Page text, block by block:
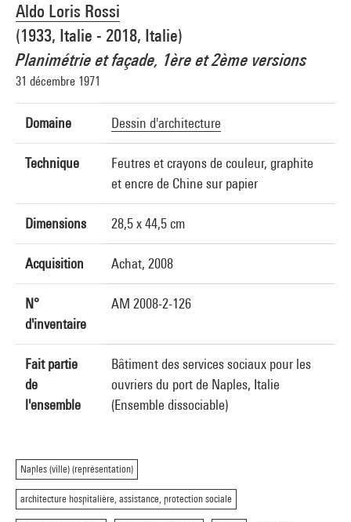
Aldo Loris Rossi
(1933, Italie - 2018, Italie)
Planimétrie et façade, 1ère et 2ème versions
31 décembre 1971
Domaine Dessin d'architecture
Technique
Feutres et crayons de couleur, graphite
et encre de Chine sur papier
Dimensions 28,5 x 44,5 cm
Acquisition Achat, 2008
N°
d'inventaire
AM 2008-2-126
Fait partie
de
l'ensemble
Bâtiment des services sociaux pour les
ouvriers du port de Naples, Italie
(Ensemble dissociable)
Naples (ville) (représentation)
architecture hospitalière, assistance, protection sociale
Crédit photographique : Centre Pompidou, MNAM-CCI/Georges Meguerditchian/Dist.
GrandPalaisRmn
Réf. image : 4N21999
Diffusion image :GrandPalaisRmnPhoto